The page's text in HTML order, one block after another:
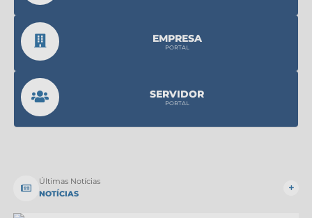
Licitações
Transparência
Concursos
Legislação
Previdência Complementar
Feriados e Datas Comemorativas
EMPRESA
PORTAL
SERVIDOR
PORTAL
Últimas Notícias
NOTÍCIAS